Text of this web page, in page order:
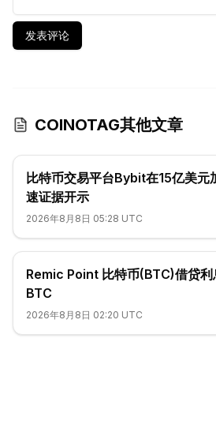
发表评论
COINOTAG其他文章
比特币交易平台Bybit在15亿美元
速证据开示
2026年8月8日 05:28 UTC
Remic Point 比特币(BTC)借贷利
BTC
2026年8月8日 02:20 UTC